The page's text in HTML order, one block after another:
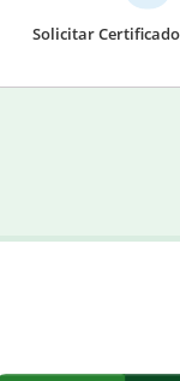
Solicitar Certificado